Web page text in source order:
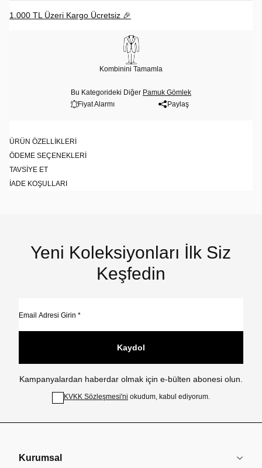
1.000 TL Üzeri Kargo Ücretsiz 🎉
Kombinini Tamamla
Bu Kategorideki Diğer Pamuk Gömlek
Fiyat Alarmı
Paylaş
ÜRÜN ÖZELLIKLERI
ÖDEME SEÇENEKLERI
TAVSIYE ET
İADE KOŞULLARI
Yeni Koleksiyonları İlk Siz
Keşfedin
Kaydol
Kampanyalardan haberdar olmak için e-bülten abonesi olun.
KVKK Sözleşmesi'ni okudum, kabul ediyorum.
Kurumsal